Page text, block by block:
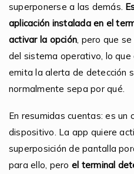
superponerse a las demás.
aplicación instalada en el
activar la opción , pero que
del sistema operativo, lo
emita la alerta de detección
normalmente sepa por qué.
En resumidas cuentas: es un
dispositivo. La app quiere
superposición de pantalla
para ello, pero el terminal